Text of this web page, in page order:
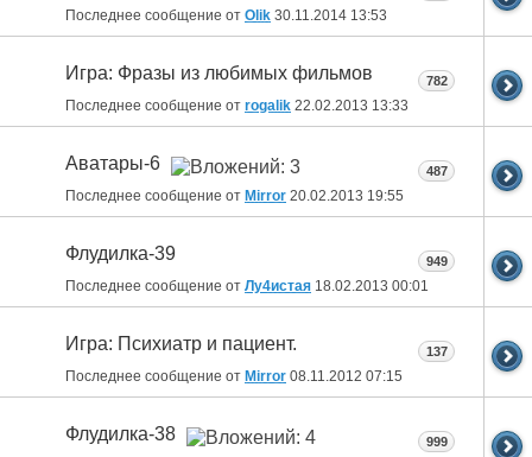
Последнее сообщение от Olik 30.11.2014 13:53
Игра: Фразы из любимых фильмов
Последнее сообщение от rogalik 22.02.2013 13:33
782
Аватары-6
Последнее сообщение от Mirror 20.02.2013 19:55
487
Флудилка-39
Последнее сообщение от Лу4истая 18.02.2013 00:01
949
Игра: Психиатр и пациент.
Последнее сообщение от Mirror 08.11.2012 07:15
137
Флудилка-38 999